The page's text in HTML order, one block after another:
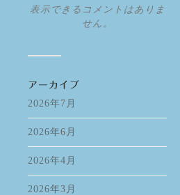
表示できるコメントはありま
せん。
アーカイブ
2026年7月
2026年6月
2026年4月
2026年3月